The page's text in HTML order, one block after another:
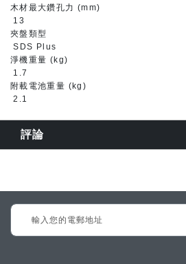
木材最大鑽孔力 (mm)
13
夾盤類型
SDS Plus
淨機重量 (kg)
1.7
附載電池重量 (kg)
2.1
評論
Sign
Up